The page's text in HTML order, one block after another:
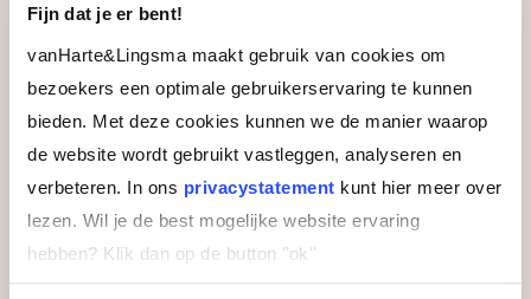
Fijn dat je er bent!
vanHarte&Lingsma maakt gebruik van cookies om
bezoekers een optimale gebruikerservaring te kunnen
bieden. Met deze cookies kunnen we de manier waarop
de website wordt gebruikt vastleggen, analyseren en
verbeteren. In ons privacystatement kunt hier meer over
lezen. Wil je de best mogelijke website ervaring
hebben? Klik dan op de button "ok''
18 / 19 / 20 mei 2027
Leerlocatie
Bilderberg Hotel De Bilderberg Oosterbeek
Prachtige gelegen in de bossen van de Veluwe,